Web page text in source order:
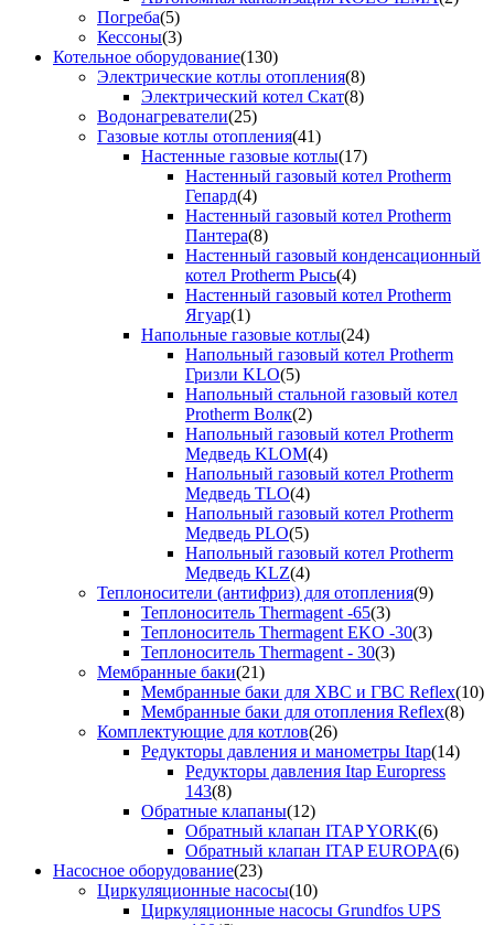
Погреба(5)
Кессоны(3)
Котельное оборудование(130)
Электрические котлы отопления(8)
Электрический котел Скат(8)
Водонагреватели(25)
Газовые котлы отопления(41)
Настенные газовые котлы(17)
Настенный газовый котел Protherm
Гепард(4)
Настенный газовый котел Protherm
Пантера(8)
Настенный газовый конденсационный
котел Protherm Рысь(4)
Настенный газовый котел Protherm
Ягуар(1)
Напольные газовые котлы(24)
Напольный газовый котел Protherm
Гризли KLO(5)
Напольный стальной газовый котел
Protherm Волк(2)
Напольный газовый котел Protherm
Медведь KLOM(4)
Напольный газовый котел Protherm
Медведь TLO(4)
Напольный газовый котел Protherm
Медведь PLO(5)
Напольный газовый котел Protherm
Медведь KLZ(4)
Теплоносители (антифриз) для отопления(9)
Теплоноситель Thermagent -65(3)
Теплоноситель Thermagent EKO -30(3)
Теплоноситель Thermagent - 30(3)
Мембранные баки(21)
Мембранные баки для ХВС и ГВС Reflex(10)
Мембранные баки для отопления Reflex(8)
Комплектующие для котлов(26)
Редукторы давления и манометры Itap(14)
Редукторы давления Itap Europress
143(8)
Обратные клапаны(12)
Обратный клапан ITAP YORK(6)
Обратный клапан ITAP EUROPA(6)
Насосное оборудование(23)
Циркуляционные насосы(10)
Циркуляционные насосы Grundfos UPS